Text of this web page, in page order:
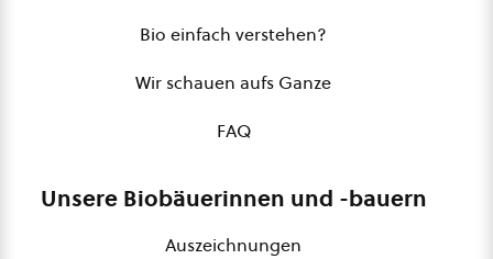
Bio einfach verstehen?
Wir schauen aufs Ganze
FAQ
Unsere Biobäuerinnen und -bauern
Auszeichnungen